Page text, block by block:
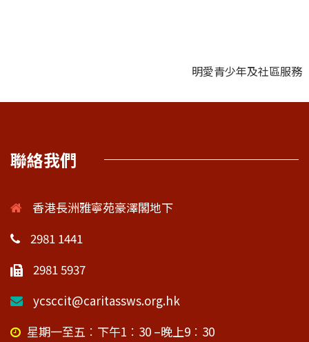
明愛青少年及社區服務
聯絡我們
香港長洲雅寧苑豪澤閣地下
2981 1441
2981 5937
ycsccit@caritassws.org.hk
星期一至五︰下午1︰30 –晚上9︰30